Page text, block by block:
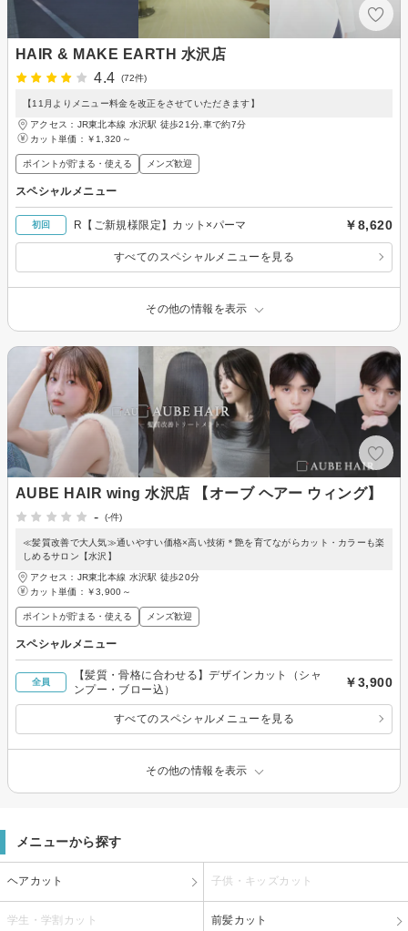
HAIR & MAKE EARTH 水沢店
4.4
(72件)
【11月よりメニュー料金を改正をさせていただきます】
アクセス：JR東北本線 水沢駅 徒歩21分,車で約7分
カット単価： ￥1,320～
ポイントが貯まる・使える メンズ歓迎
スペシャルメニュー
初回 R【ご新規様限定】カット×パーマ ￥8,620
すべてのスペシャルメニューを見る
その他の情報を表示
AUBE HAIR wing 水沢店 【オーブ ヘアー ウィング】
-
(-件)
≪髪質改善で大人気≫通いやすい価格×高い技術＊艶を育てながらカット・カラーも楽
しめるサロン【水沢】
アクセス：JR東北本線 水沢駅 徒歩20分
カット単価： ￥3,900～
ポイントが貯まる・使える メンズ歓迎
スペシャルメニュー
全員
【髪質・骨格に合わせる】デザインカット（シャ
ンプー・ブロー込）
￥3,900
すべてのスペシャルメニューを見る
その他の情報を表示
メニューから探す
ヘアカット 子供・キッズカット
学生・学割カット 前髪カット